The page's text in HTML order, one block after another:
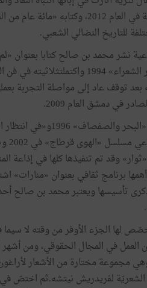
للتاريخ النضالي الشعبي.
«الشعراء على اليمين وعلى اليسار
المدينة» العام 1995، لكنه بعد توقف عاد إلى
2011 و2013 بعنوان «ثوار» وقد تم تنفيذها
برنامج ثقافي بعنوان «منارات»
تأسيسها ويعتبر محمد بن صالح
لها الجزء الأوفر من وقته لا سيما
العمل في المجال الحقوقي، ومن أشهر
الشعريّة لفريدريش نيتشه.ثم اختصّ